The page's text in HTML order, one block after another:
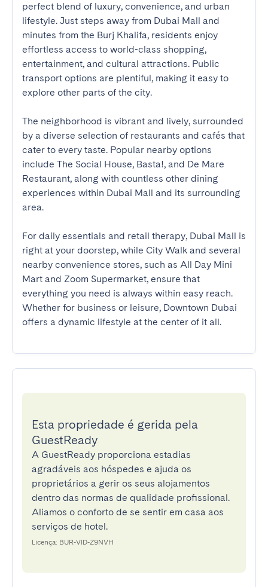
perfect blend of luxury, convenience, and urban
lifestyle. Just steps away from Dubai Mall and
minutes from the Burj Khalifa, residents enjoy
effortless access to world-class shopping,
entertainment, and cultural attractions. Public
transport options are plentiful, making it easy to
explore other parts of the city.
The neighborhood is vibrant and lively, surrounded
by a diverse selection of restaurants and cafés that
cater to every taste. Popular nearby options
include The Social House, Basta!, and De Mare
Restaurant, along with countless other dining
experiences within Dubai Mall and its surrounding
area.
For daily essentials and retail therapy, Dubai Mall is
right at your doorstep, while City Walk and several
nearby convenience stores, such as All Day Mini
Mart and Zoom Supermarket, ensure that
everything you need is always within easy reach.
Whether for business or leisure, Downtown Dubai
offers a dynamic lifestyle at the center of it all.
Esta propriedade é gerida pela
GuestReady
A GuestReady proporciona estadias
agradáveis aos hóspedes e ajuda os
proprietários a gerir os seus alojamentos
dentro das normas de qualidade profissional.
Aliamos o conforto de se sentir em casa aos
serviços de hotel.
Licença: BUR-VID-Z9NVH